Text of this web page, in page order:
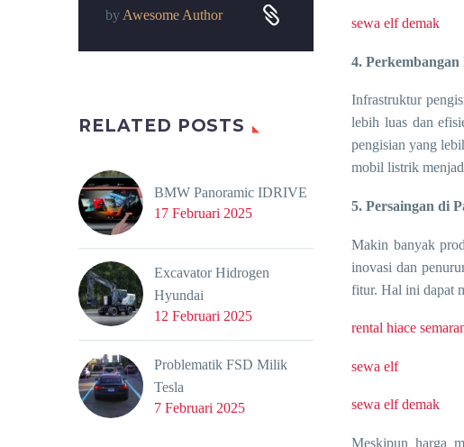
sewa elf demak
4.
Infrastruktur
lebih luas dan
pengisian yang
mobil listrik
5. Persaingan di
Makin banyak
inovasi dan
fitur. Hal ini dapat
rental hiace
sewa elf
sewa elf demak
Meskipun harga
by Awesome Author 

RELATED POSTS
BMW Panoramic IDRIVE
17 Februari 2025
Excavator Hidrogen
Hyundai
12 Februari 2025
Problematik FSD Milik
Tesla
7 Februari 2025